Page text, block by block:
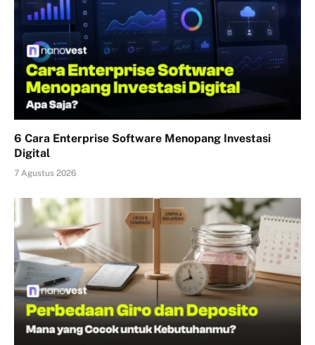
6 Cara Enterprise Software Menopang Investasi
Digital
7 Agustus 2026